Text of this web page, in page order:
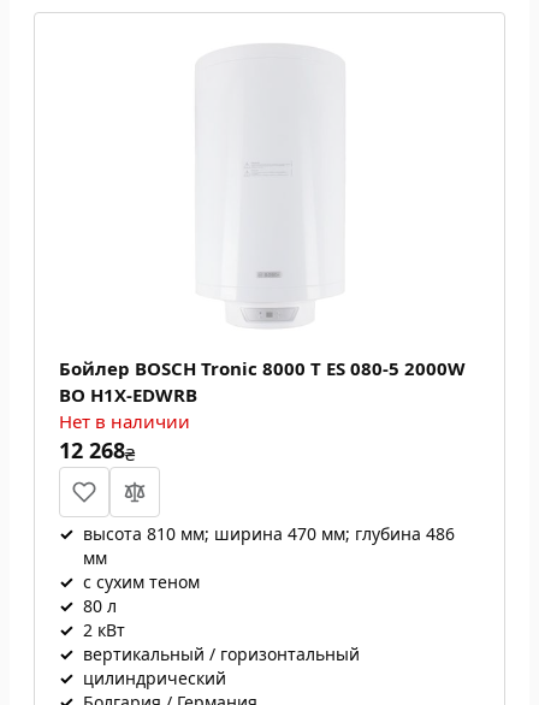
Бойлер BOSCH Tronic 8000 T ES 080-5 2000W
BO H1X-EDWRB
Нет в наличии
12 268₴
✓ высота 810 мм; ширина 470 мм; глубина 486
мм
✓ с сухим теном
✓ 80 л
✓ 2 кВт
✓ вертикальный / горизонтальный
✓ цилиндрический